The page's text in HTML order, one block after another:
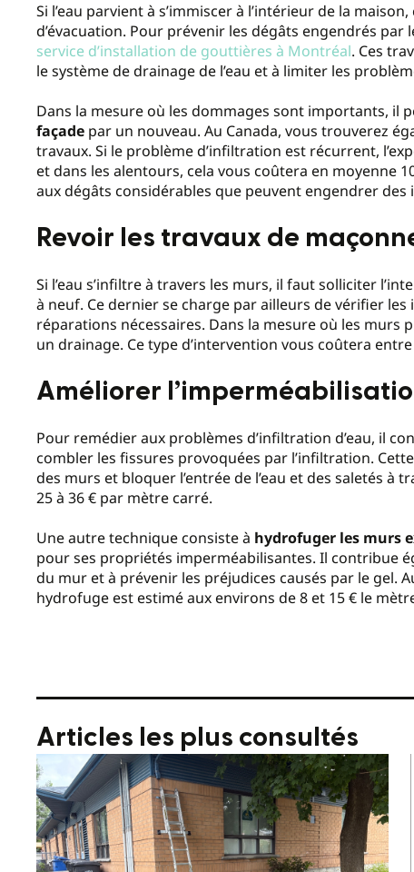
Si l’eau parvient à s’immiscer à l’intérieur de la
d’évacuation. Pour prévenir les dégâts engendrés
service d’installation de gouttières à Montréal. Ces
le système de drainage de l’eau et à limiter les
Dans la mesure où les dommages sont importants, il
façade par un nouveau. Au Canada, vous trouverez
travaux. Si le problème d’infiltration est récurrent,
et dans les alentours, cela vous coûtera en moyenne
aux dégâts considérables que peuvent engendrer des
Revoir les travaux de
Si l’eau s’infiltre à travers les murs, il faut solliciter
à neuf. Ce dernier se charge par ailleurs de vérifier
réparations nécessaires. Dans la mesure où les murs
un drainage. Ce type d’intervention vous coûtera
Améliorer
Pour remédier aux problèmes d’infiltration d’eau, il
combler les fissures provoquées par l’infiltration.
des murs et bloquer l’entrée de l’eau et des saletés
25 à 36 € par mètre carré.
Une autre technique consiste à hydrofuger les murs
pour ses propriétés imperméabilisantes. Il contribue
du mur et à prévenir les préjudices causés par le gel.
hydrofuge est estimé aux environs de 8 et 15 € le
Articles les plus consultés